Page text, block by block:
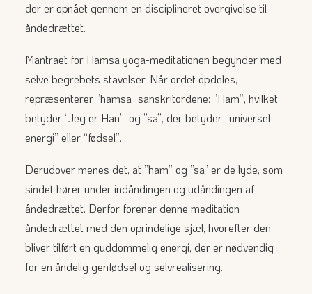
der er opnået gennem en disciplineret overgivelse til
åndedrættet.
Mantraet for Hamsa yoga-meditationen begynder med
selve begrebets stavelser. Når ordet opdeles,
repræsenterer ”hamsa” sanskritordene: ”Ham”, hvilket
betyder “Jeg er Han”, og ”sa”, der betyder “universel
energi” eller “fødsel”.
Derudover menes det, at ”ham” og ”sa” er de lyde, som
sindet hører under indåndingen og udåndingen af
åndedrættet. Derfor forener denne meditation
åndedrættet med den oprindelige sjæl, hvorefter den
bliver tilført en guddommelig energi, der er nødvendig
for en åndelig genfødsel og selvrealisering.